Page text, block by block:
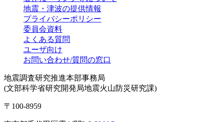
地震・津波の提供情報
プライバシーポリシー
委員会資料
よくある質問
ユーザ向け
お問い合わせ/質問の窓口
地震調査研究推進本部事務局
(文部科学省研究開発局地震火山防災研究課)
〒100-8959